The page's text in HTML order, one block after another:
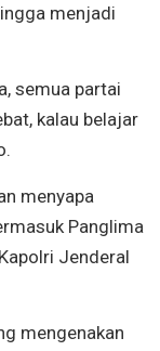
menjadi
semua partai
kalau belajar
menyapa
Panglima
Jenderal
mengenakan